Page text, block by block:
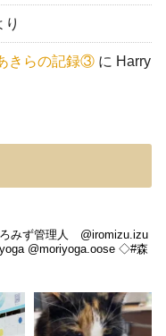
り
きらの記録③ に Harry
みず管理人 @iromizu.izu
@moriyoga.oose ◇#森